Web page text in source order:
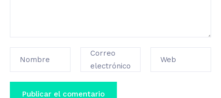
Nombre
Correo
electrónico
Web